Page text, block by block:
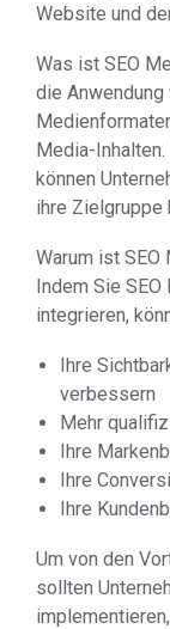
Website und
Was ist SEO
die Anwendung
Media-
können
ihre Zielgruppe
Warum ist SEO
Indem Sie
integrieren,
Ihre
verbessern
Mehr
Ihre
Ihre
Ihre
Um von den
sollten